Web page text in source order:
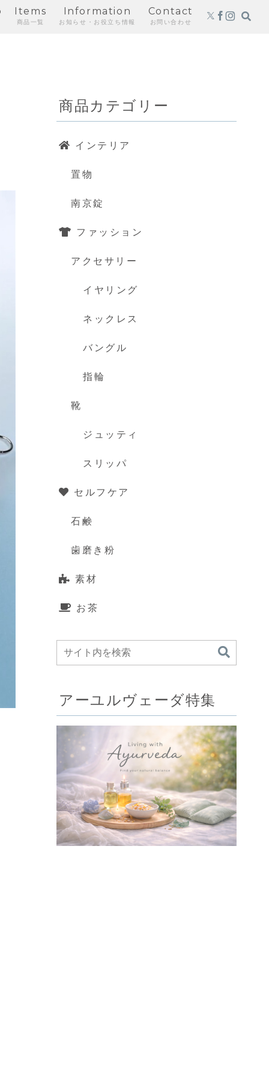
Items
商品一覧
Information
お知らせ・お役立ち情報
Contact
お問い合わせ
商品カテゴリー
インテリア
置物
南京錠
ファッション
アクセサリー
イヤリング
ネックレス
バングル
指輪
靴
ジュッティ
スリッパ
セルフケア
石鹸
歯磨き粉
素材
お茶
アーユルヴェーダ特集